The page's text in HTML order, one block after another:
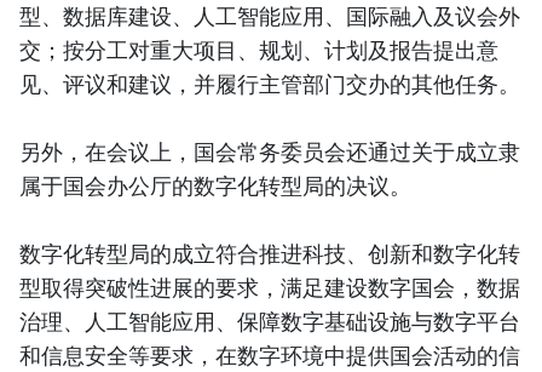
型、数据库建设、人工智能应用、国际融入及议会外
交；按分工对重大项目、规划、计划及报告提出意
见、评议和建议，并履行主管部门交办的其他任务。
另外，在会议上，国会常务委员会还通过关于成立隶
属于国会办公厅的数字化转型局的决议。
数字化转型局的成立符合推进科技、创新和数字化转
型取得突破性进展的要求，满足建设数字国会，数据
治理、人工智能应用、保障数字基础设施与数字平台
和信息安全等要求，在数字环境中提供国会活动的信